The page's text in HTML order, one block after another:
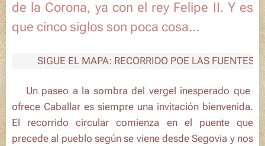
de la Corona, ya con el rey Felipe II. Y es
que cinco siglos son poca cosa...
SIGUE EL MAPA: RECORRIDO POE LAS FUENTES DE
🚶‍♀️Un paseo a la sombra del vergel inesperado que
ofrece Caballar es siempre una invitación bienvenida.
El recorrido circular comienza en el puente que
precede al pueblo según se viene desde Segovia y nos